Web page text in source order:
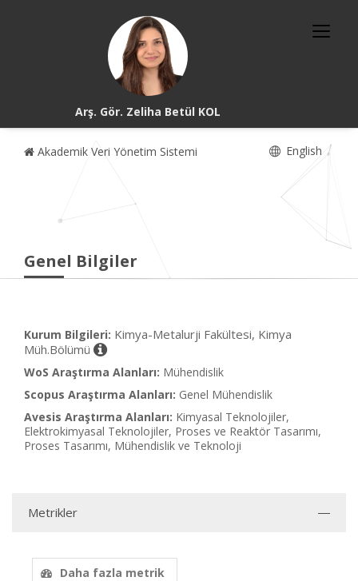
Arş. Gör. Zeliha Betül KOL
Akademik Veri Yönetim Sistemi English
Genel Bilgiler
Kurum Bilgileri: Kimya-Metalurji Fakültesi, Kimya
Müh.Bölümü
WoS Araştırma Alanları: Mühendislik
Scopus Araştırma Alanları: Genel Mühendislik
Avesis Araştırma Alanları: Kimyasal Teknolojiler,
Elektrokimyasal Teknolojiler, Proses ve Reaktör Tasarımı,
Proses Tasarımı, Mühendislik ve Teknoloji
Metrikler
Daha fazla metrik